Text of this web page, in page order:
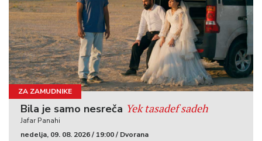
ZA ZAMUDNIKE
Bila je samo nesreča Yek tasadef sadeh
Jafar Panahi
nedelja, 09. 08. 2026 / 19:00 / Dvorana